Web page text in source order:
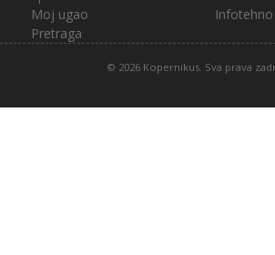
Moj ugao
Infotehno
Pretraga
© 2026 Kopernikus. Sva prava